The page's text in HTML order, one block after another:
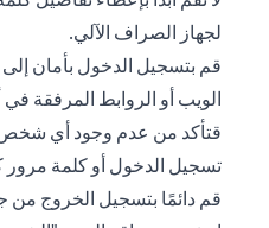
لجهاز الصراف الآلي.
قم بتسجيل الدخول بأمان
الويب أو الروابط المرفقة
قتأكد من عدم وجود أي شخص
تسجيل الدخول أو كلمة
قم دائمًا بتسجيل الخروج من